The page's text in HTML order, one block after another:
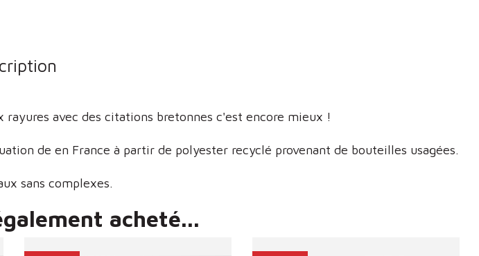
avec des citations bretonnes c'est encore mieux !
de en France à partir de polyester recyclé provenant de bouteilles usagées.
sans complexes.
acheté...